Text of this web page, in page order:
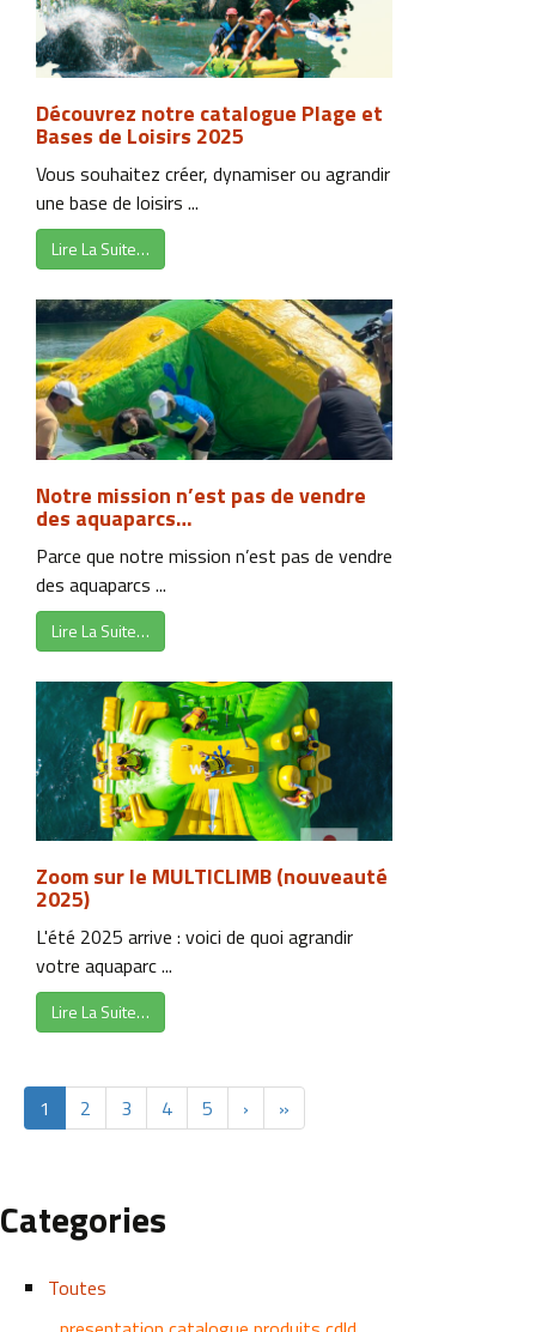
Découvrez notre catalogue Plage et
Bases de Loisirs 2025
Vous souhaitez créer, dynamiser ou agrandir
une base de loisirs ...
Lire La Suite…
Notre mission n’est pas de vendre
des aquaparcs…
Parce que notre mission n’est pas de vendre
des aquaparcs ...
Lire La Suite…
Zoom sur le MULTICLIMB (nouveauté
2025)
L'été 2025 arrive : voici de quoi agrandir
votre aquaparc ...
Lire La Suite…
1 2 3 4 5 › »
Categories
Toutes